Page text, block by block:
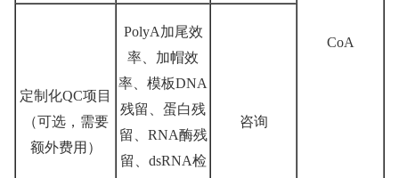
CoA
定制化QC项目
（可选，需要
额外费用）
PolyA加尾效
率、加帽效
率、模板DNA
残留、蛋白残
留、RNA酶残
留、dsRNA检
咨询